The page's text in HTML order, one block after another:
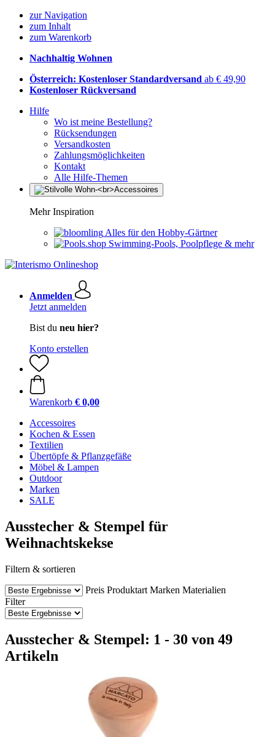
zur Navigation
zum Inhalt
zum Warenkorb
Nachhaltig Wohnen
Österreich: Kostenloser Standardversand ab € 49,90
Kostenloser Rückversand
Hilfe
Wo ist meine Bestellung?
Rücksendungen
Versandkosten
Zahlungsmöglichkeiten
Kontakt
Alle Hilfe-Themen
Mehr Inspiration
Alles für den Hobby-Gärtner
Swimming-Pools, Poolpflege & mehr
Anmelden
Jetzt anmelden
Bist du neu hier?
Konto erstellen
Warenkorb € 0,00
Accessoires
Kochen & Essen
Textilien
Übertöpfe & Pflanzgefäße
Möbel & Lampen
Outdoor
Marken
SALE
Ausstecher & Stempel für
Weihnachtskekse
Filtern & sortieren
Preis Produktart Marken Materialien
Filter
Ausstecher & Stempel: 1 - 30 von 49
Artikeln